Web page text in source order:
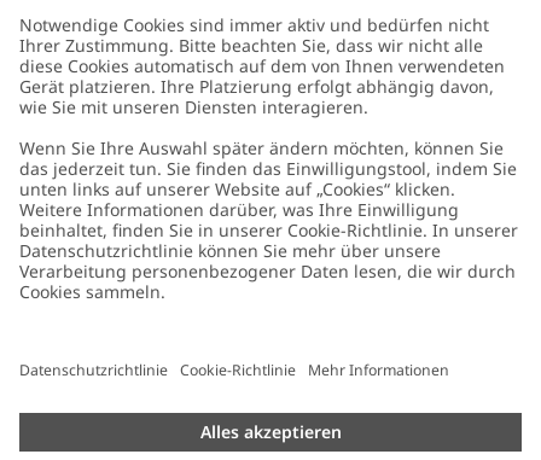
Kundenservice
Kontaktieren Sie uns
FAQ
Barrierefreiheit
Datenschutzrichtlinie
Cookie-Richtlinie
Größenratgeber
Über uns
Über Newbie
Nachhaltigkeit
Impressum
Presse
Germany Standort ändern
Cookies